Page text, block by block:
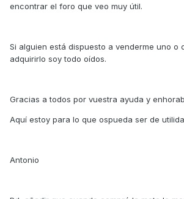
encontrar el foro que veo muy útil.
Si alguien está dispuesto a venderme uno o
adquirirlo soy todo oídos.
Gracias a todos por vuestra ayuda y
Aquí estoy para lo que ospueda ser de
Antonio